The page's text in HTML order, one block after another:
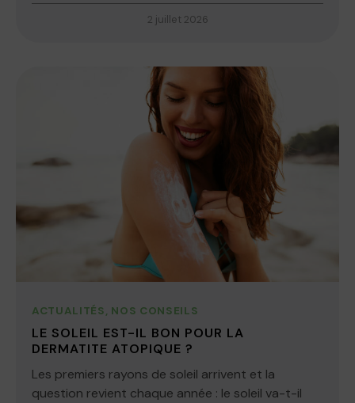
2 juillet 2026
ACTUALITÉS, NOS CONSEILS
LE SOLEIL EST-IL BON POUR LA
DERMATITE ATOPIQUE ?
Les premiers rayons de soleil arrivent et la
question revient chaque année : le soleil va-t-il